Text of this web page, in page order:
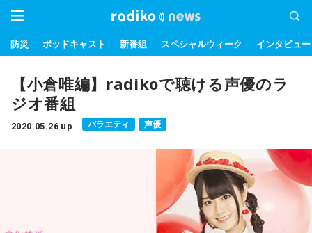
防災 ポッドキャスト 新番組 スペシャルウィーク インタビュー
【小倉唯編】radikoで聴ける声優のラ
ジオ番組
2020.05.26 up バラエティ 声優